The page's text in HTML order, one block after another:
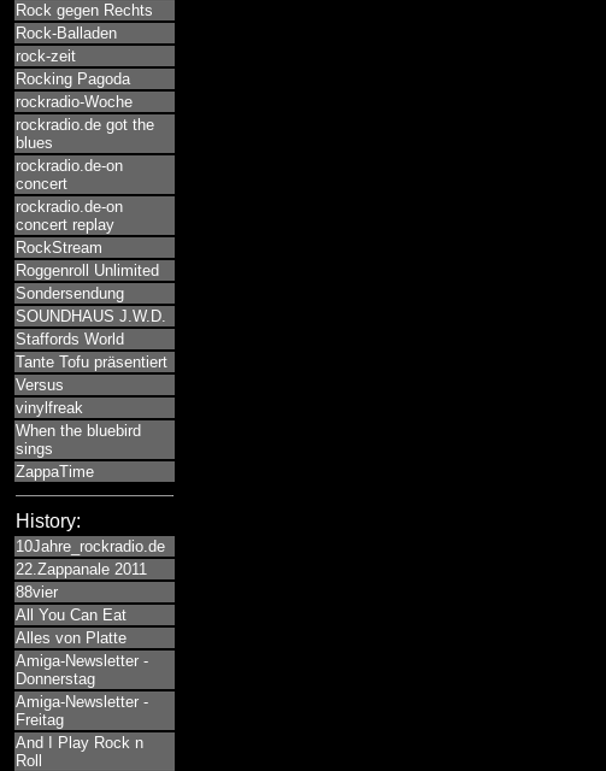
Rock gegen Rechts
Rock-Balladen
rock-zeit
Rocking Pagoda
rockradio-Woche
rockradio.de got the
blues
rockradio.de-on
concert
rockradio.de-on
concert replay
RockStream
Roggenroll Unlimited
Sondersendung
SOUNDHAUS J.W.D.
Staffords World
Tante Tofu präsentiert
Versus
vinylfreak
When the bluebird
sings
ZappaTime
History:
10Jahre_rockradio.de
22.Zappanale 2011
88vier
All You Can Eat
Alles von Platte
Amiga-Newsletter -
Donnerstag
Amiga-Newsletter -
Freitag
And I Play Rock n
Roll